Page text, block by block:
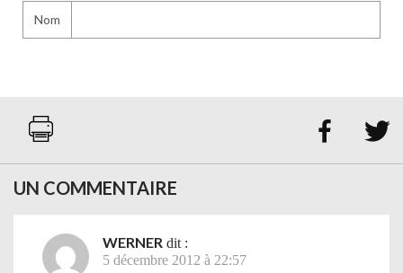
Nom
 
UN COMMENTAIRE
WERNER dit :
5 décembre 2012 à 22:57